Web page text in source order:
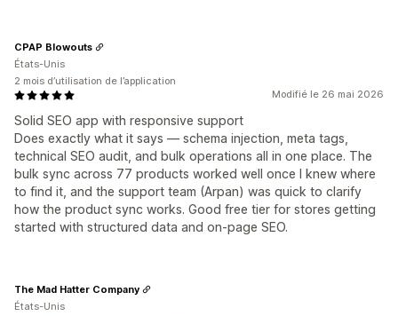
Modifié le 26 mai 2026
Solid SEO app with responsive support
Does exactly what it says — schema injection, meta tags,
technical SEO audit, and bulk operations all in one place. The
bulk sync across 77 products worked well once I knew where
to find it, and the support team (Arpan) was quick to clarify
how the product sync works. Good free tier for stores getting
started with structured data and on-page SEO.
CPAP Blowouts
États-Unis
2 mois d’utilisation de l’application
The Mad Hatter Company
États-Unis